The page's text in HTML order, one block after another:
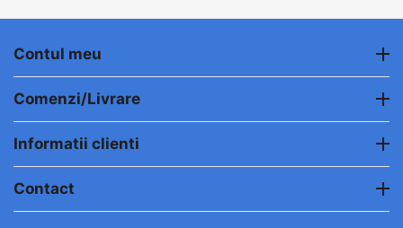
Contul meu
Comenzi/Livrare
Informatii clienti
Contact